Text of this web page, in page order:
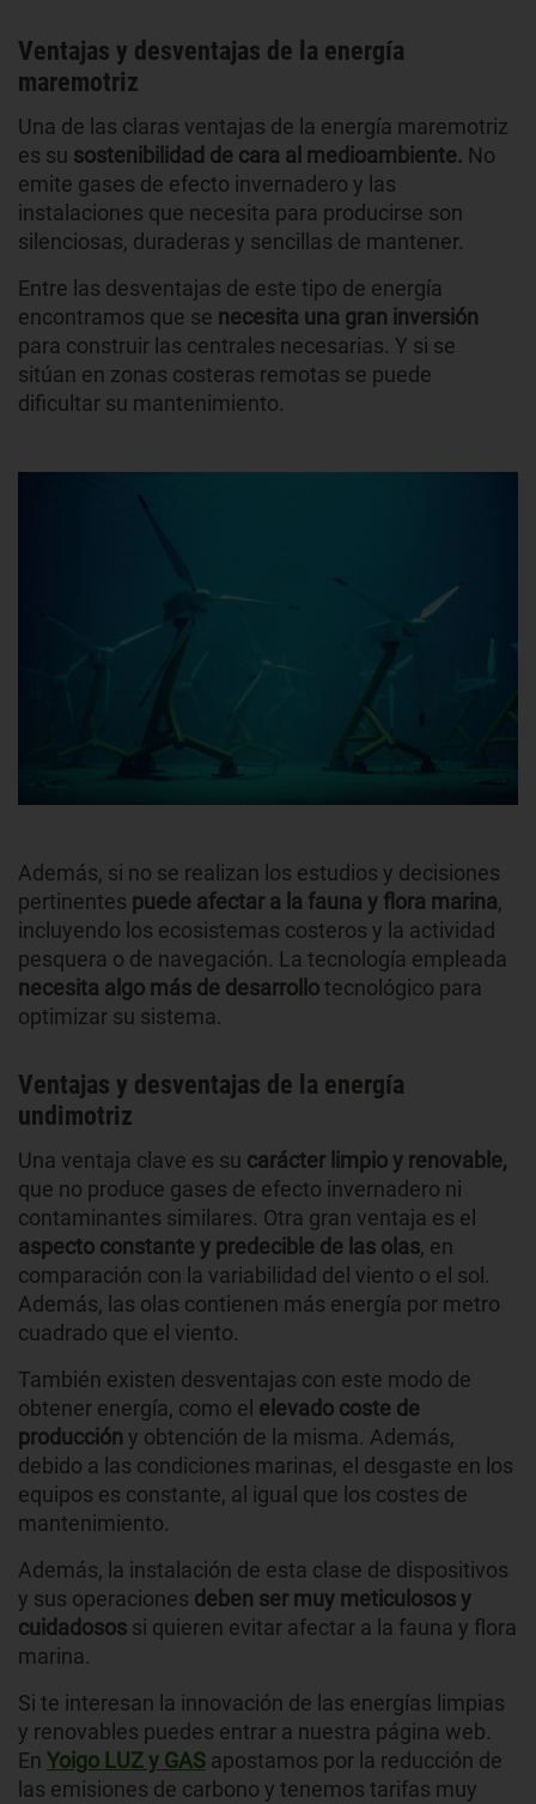
Ventajas y desventajas de la energía
maremotriz
Una de las claras ventajas de la energía maremotriz
es su sostenibilidad de cara al medioambiente. No
emite gases de efecto invernadero y las
instalaciones que necesita para producirse son
silenciosas, duraderas y sencillas de mantener.
Entre las desventajas de este tipo de energía
encontramos que se necesita una gran inversión
para construir las centrales necesarias. Y si se
sitúan en zonas costeras remotas se puede
dificultar su mantenimiento.
Además, si no se realizan los estudios y decisiones
pertinentes puede afectar a la fauna y flora marina,
incluyendo los ecosistemas costeros y la actividad
pesquera o de navegación. La tecnología empleada
necesita algo más de desarrollotecnológico para
optimizar su sistema.
Ventajas y desventajas de la energía
undimotriz
Una ventaja clave es su carácter limpio y renovable,
que no produce gases de efecto invernadero ni
contaminantes similares. Otra gran ventaja es el
aspecto constante y predecible de las olas, en
comparación con la variabilidad del viento o el sol.
Además, las olas contienen más energía por metro
cuadrado que el viento.
También existen desventajas con este modo de
obtener energía, como el elevado coste de
producción y obtención de la misma. Además,
debido a las condiciones marinas, el desgaste en los
equipos es constante, al igual que los costes de
mantenimiento.
Además, la instalación de esta clase de dispositivos
y sus operaciones deben ser muy meticulosos y
cuidadosos si quieren evitar afectar a la fauna y flora
marina.
Si te interesan la innovación de las energías limpias
y renovables puedes entrar a nuestra página web.
En Yoigo LUZ y GAS apostamos por la reducción de
las emisiones de carbono y tenemos tarifas muy